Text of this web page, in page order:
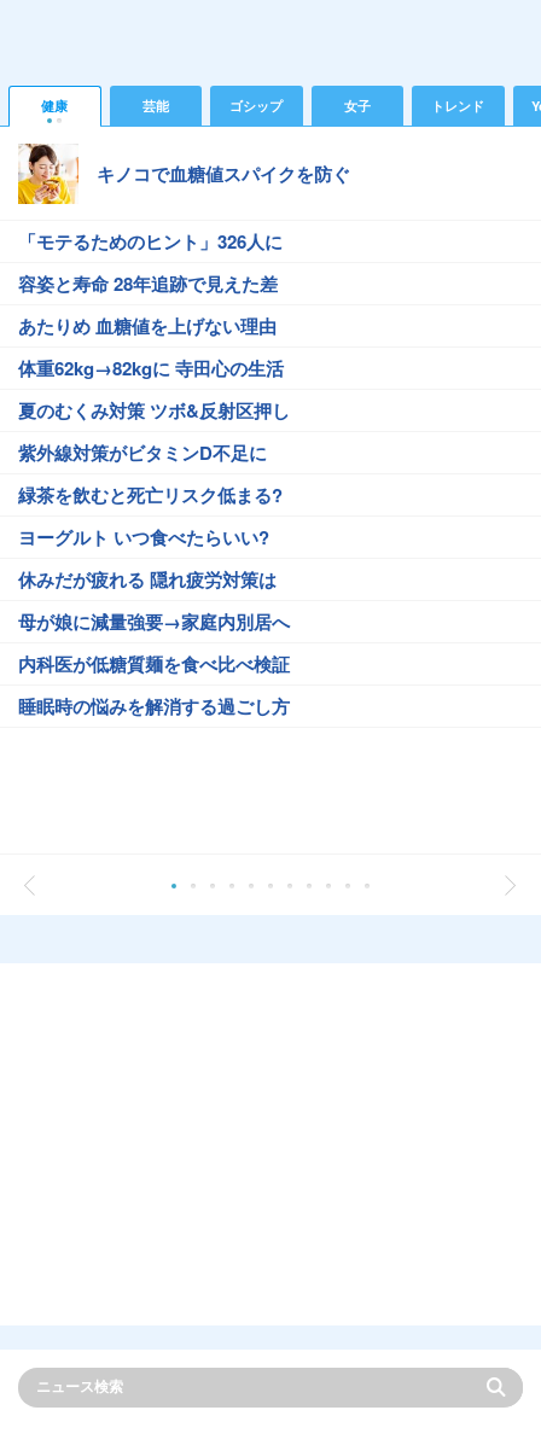
健康 芸能 ゴシップ 女子 トレンド
キノコで血糖値スパイクを防ぐ
「モテるためのヒント」326人に
容姿と寿命 28年追跡で見えた差
あたりめ 血糖値を上げない理由
体重62kg→82kgに 寺田心の生活
夏のむくみ対策 ツボ&反射区押し
紫外線対策がビタミンD不足に
緑茶を飲むと死亡リスク低まる?
ヨーグルト いつ食べたらいい?
休みだが疲れる 隠れ疲労対策は
母が娘に減量強要→家庭内別居へ
内科医が低糖質麺を食べ比べ検証
睡眠時の悩みを解消する過ごし方